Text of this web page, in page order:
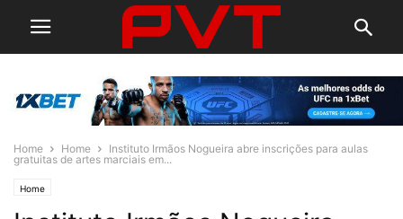
Home Home
Instituto Irmãos Nogueira abre inscrições para aulas
gratuitas de artes marciais em...
Home